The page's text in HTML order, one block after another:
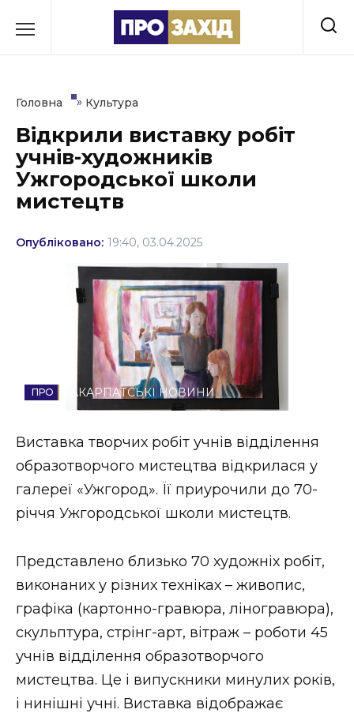
до
Культура
Освіта
Політика
Соціум
Стиль життя
Втрачений Ужгород
Втрачений Ужгород (відеоверсія)
ЗАКАРПАТСЬКІ НОВИНИ
НОВИНИ ЗАХІДНОЇ УКРАЇНИ
ФОТО
Головна » Культура
Відкрили виставку робіт
учнів-художників
Ужгородської школи
мистецтв
Опубліковано: 19:40, 03.04.2025
ЗАКАРПАТСЬКІ НОВИНИ
Виставка творчих робіт учнів відділення
образотворчого мистецтва відкрилася у
галереї «Ужгород». Її приурочили до 70-
річчя Ужгородської школи мистецтв.
Представлено близько 70 художніх робіт,
виконаних у різних техніках – живопис,
графіка (картонно-гравюра, ліногравюра),
скульптура, стрінг-арт, вітраж – роботи 45
учнів відділення образотворчого
мистецтва. Це і випускники минулих років,
і нинішні учні. Виставка відображає